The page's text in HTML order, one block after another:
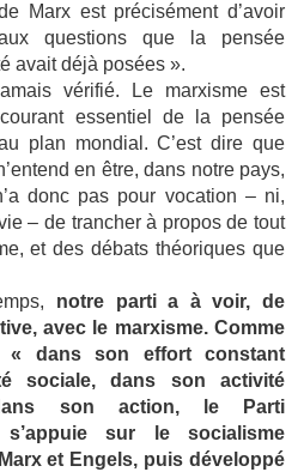
Marx est précisément d’avoir
questions que la pensée
avait déjà posées ».
vérifié. Le marxisme est
essentiel de la pensée
plan mondial. C’est dire que
en être, dans notre pays,
donc pas pour vocation – ni,
– de trancher à propos de tout
et des débats théoriques que
notre parti a à voir, de
avec le marxisme. Comme
« dans son effort constant
sociale, dans son activité
son action, le Parti
s’appuie sur le socialisme
et Engels, puis développé